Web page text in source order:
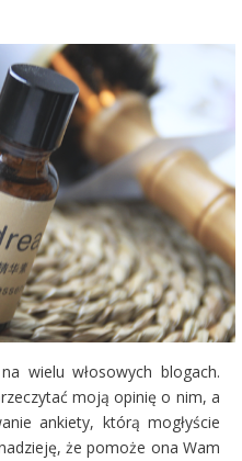
wielu włosowych blogach.
moją opinię o nim, a
ankiety, którą mogłyście
że pomoże ona Wam